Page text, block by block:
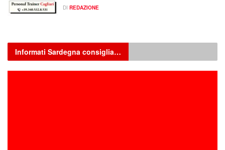
DI REDAZIONE
Informati Sardegna consiglia…